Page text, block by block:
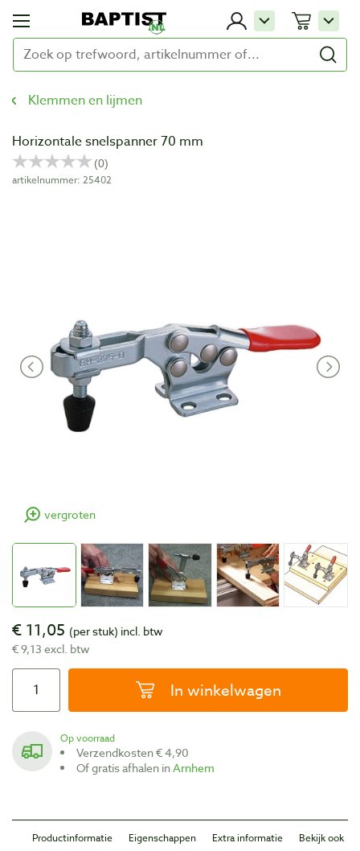
Klemmen en lijmen
Horizontale snelspanner 70 mm
artikelnummer: 25402
vergroten
€ 11,05 (per stuk) incl. btw
€ 9,13 excl. btw
In winkelwagen
Op voorraad
Verzendkosten € 4,90
Of gratis afhalen inArnhem
Productinformatie Eigenschappen Extra informatie Bekijk ook